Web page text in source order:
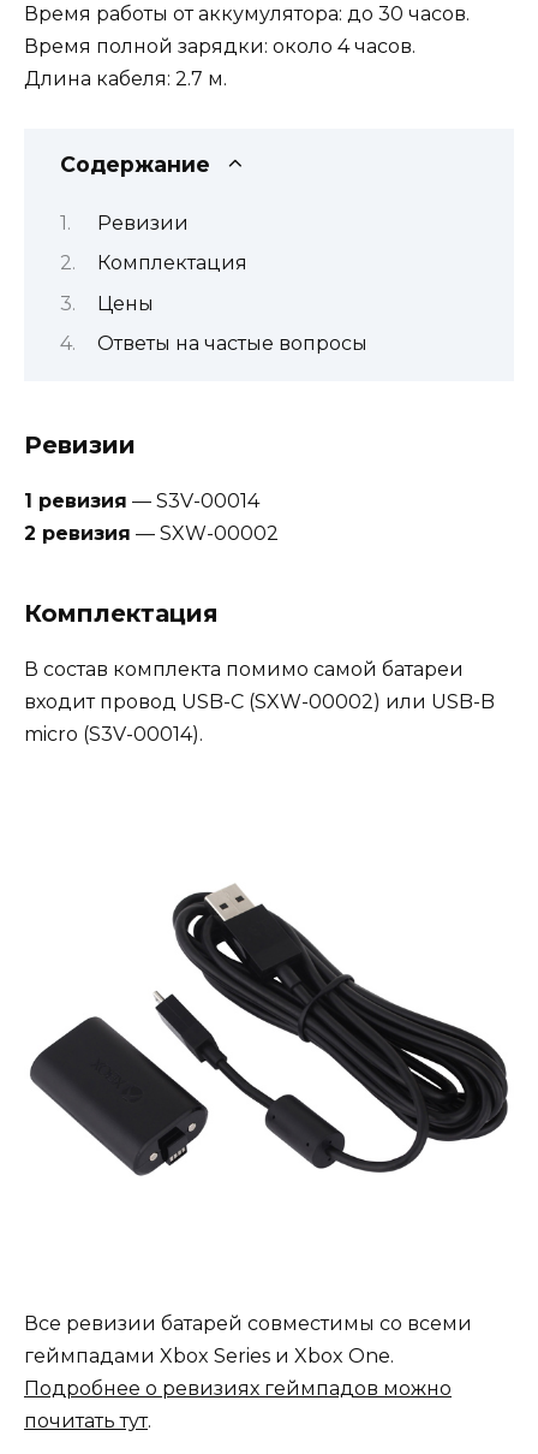
Время работы от аккумулятора: до 30 часов.
Время полной зарядки: около 4 часов.
Длина кабеля: 2.7 м.
Содержание
Ревизии
Комплектация
Цены
Ответы на частые вопросы
Ревизии
1 ревизия — S3V-00014
2 ревизия — SXW-00002
Комплектация
В состав комплекта помимо самой батареи
входит провод USB-C (SXW-00002) или USB-B
micro (S3V-00014).
Все ревизии батарей совместимы со всеми
геймпадами Xbox Series и Xbox One.
Подробнее о ревизиях геймпадов можно
почитать тут.